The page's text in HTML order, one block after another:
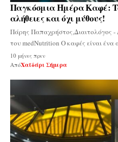
Παγκόσμια Ημέρα Καφέ:
αλήθειες και όχι μύθους!
Πάρης Παπαχρήστος,Διαιτολόγος -
του medNutrition Ο καφές είναι
10 μήνες πριν
ΑπόΧαϊδάρι Σήμερα